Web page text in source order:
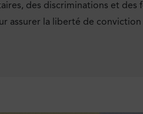
des discriminations et
assurer la liberté de